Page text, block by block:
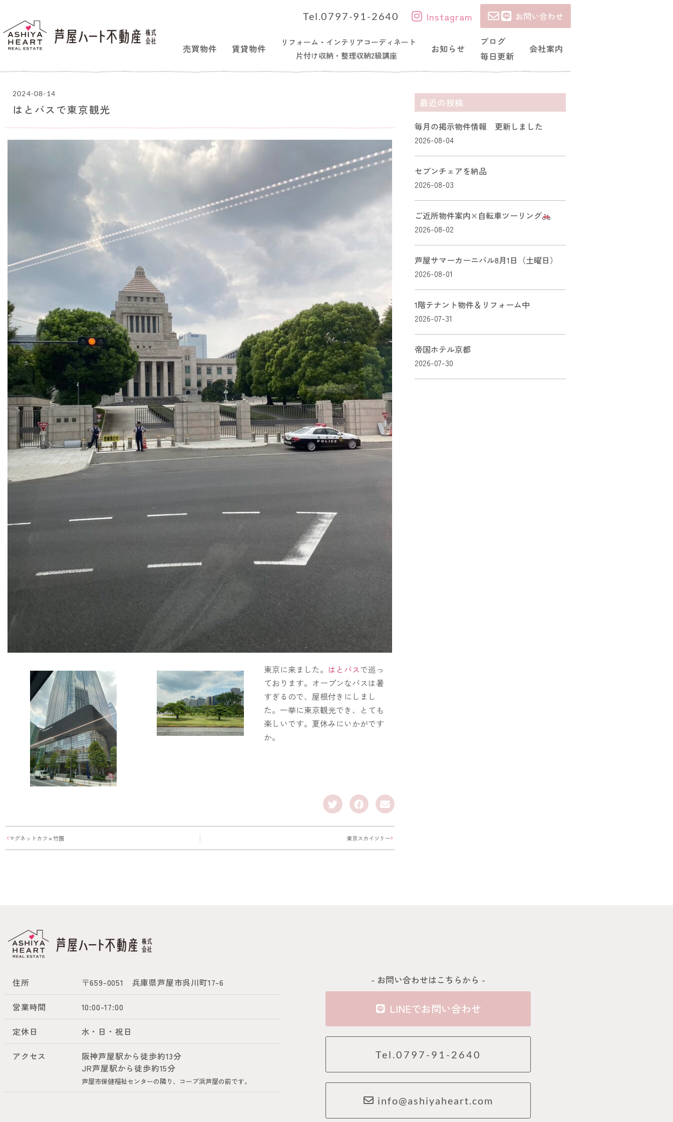
Tel.0797-91-2640 Instagram お問い合わせ
売買物件 賃貸物件
リフォーム・インテリアコーディネート
片付け収納・整理収納2級講座
お知らせ
ブログ
毎日更新
会社案内
2024-08-14
はとバスで東京観光
東京に来ました。 はとバスで巡っ
ております。オープンなバスは暑
すぎるので、屋根付きにしまし
た。一挙に東京観光でき、とても
楽しいです。夏休みにいかがです
か。
マグネットカフェ竹園 東京スカイツリー
最近の投稿
毎月の掲示物件情報 更新しました
2026-08-04
セブンチェアを納品
2026-08-03
ご近所物件案内×自転車ツーリング
2026-08-02
芦屋サマーカーニバル8月1日（土曜日）
2026-08-01
1階テナント物件＆リフォーム中
2026-07-31
帝国ホテル京都
2026-07-30
住所 〒659-0051 兵庫県芦屋市呉川町17-6
営業時間 10:00-17:00
定休日 水・日・祝日
アクセス
阪神芦屋駅から徒歩約13分
JR芦屋駅から徒歩約15分
芦屋市保健福祉センターの隣り、コープ浜芦屋の前です。
- お問い合わせはこちらから -
LINEでお問い合わせ
Tel.0797-91-2640
info@ashiyaheart.com